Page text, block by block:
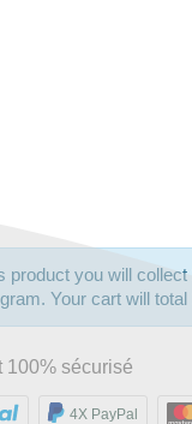
product you will collect
Your cart will total
100% sécurisé
4X PayPal